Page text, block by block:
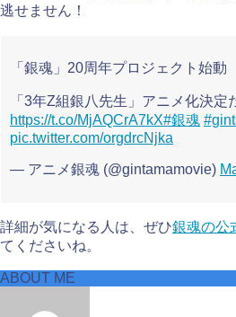
逃せません！
「銀魂」20周年プロジェクト始動
「3年Z組銀八先生」アニメ化決定
https://t.co/MjAQCrA7kX#銀魂
pic.twitter.com/orgdrcNjka
— アニメ銀魂 (@gintamamovie)
詳細が気になる人は、ぜひ銀魂の公
てくださいね。
ABOUT ME